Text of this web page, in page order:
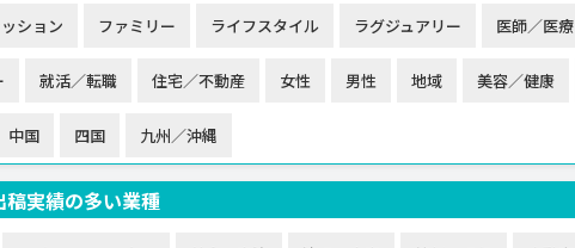
ション ファミリー ライフスタイル ラグジュアリー 医師／医療
就活／転職 住宅／不動産 女性 男性 地域 美容／健康
中国 四国 九州／沖縄
稿実績の多い業種